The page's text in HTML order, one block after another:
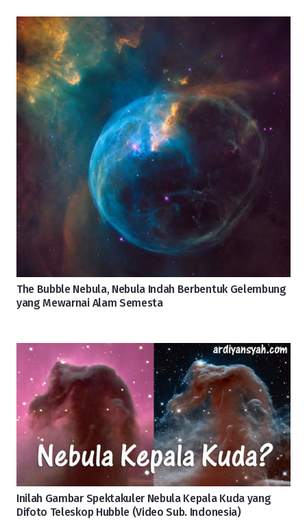
The Bubble Nebula, Nebula Indah Berbentuk Gelembung
yang Mewarnai Alam Semesta
Inilah Gambar Spektakuler Nebula Kepala Kuda yang
Difoto Teleskop Hubble (Video Sub. Indonesia)